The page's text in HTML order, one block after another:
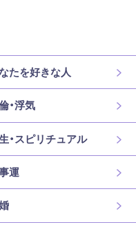
たを好きな人
・浮気
・スピリチュアル
運